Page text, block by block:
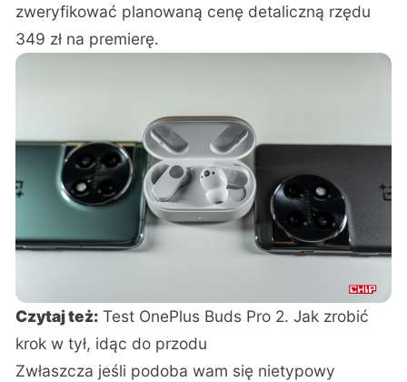
zweryfikować planowaną cenę detaliczną rzędu
349 zł na premierę.
Czytaj też: Test OnePlus Buds Pro 2. Jak zrobić
krok w tył, idąc do przodu
Zwłaszcza jeśli podoba wam się nietypowy